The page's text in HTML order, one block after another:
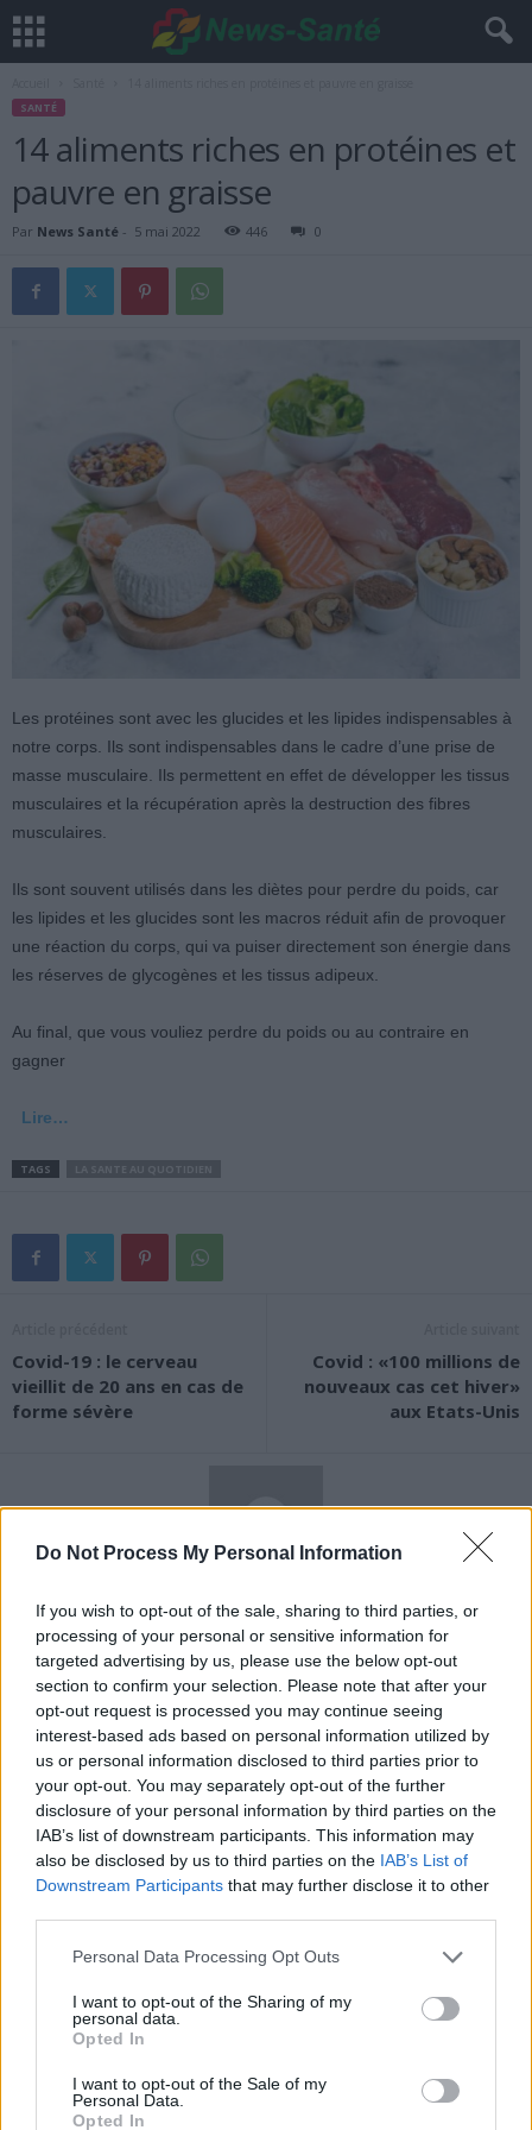
Do Not Process My Personal Information
If you wish to opt-out of the sale, sharing to third parties, or
processing of your personal or sensitive information for
targeted advertising by us, please use the below opt-out
section to confirm your selection. Please note that after your
opt-out request is processed you may continue seeing
interest-based ads based on personal information utilized by
us or personal information disclosed to third parties prior to
your opt-out. You may separately opt-out of the further
disclosure of your personal information by third parties on the
IAB’s list of downstream participants. This information may
also be disclosed by us to third parties on the IAB’s List of
Downstream Participants that may further disclose it to other
Personal Data Processing Opt Outs
I want to opt-out of the Sharing of my
personal data.
Opted In
I want to opt-out of the Sale of my
Personal Data.
Opted In
SANTÉ
14 aliments riches en protéines et
pauvre en graisse
Par News Santé - 5 mai 2022 446 0
Les protéines sont avec les glucides et les lipides indispensables à
notre corps. Ils sont indispensables dans le cadre d’une prise de
masse musculaire. Ils permettent en effet de développer les tissus
musculaires et la récupération après la destruction des fibres
musculaires.
Ils sont souvent utilisés dans les diètes pour perdre du poids, car
les lipides et les glucides sont les macros réduit afin de provoquer
une réaction du corps, qui va puiser directement son énergie dans
les réserves de glycogènes et les tissus adipeux.
Au final, que vous vouliez perdre du poids ou au contraire en
gagner
Lire…
TAGS
Covid-19 : le cerveau
vieillit de 20 ans en cas de
forme sévère
Covid : «100 millions de
nouveaux cas cet hiver»
aux Etats-Unis
News Santé
https://news-sante.fr
ARTICLES CONNEXES PLUS DE L'AUTEUR
Canicule : les conseils
essentiels des
Santé
Éclipse du 12 août :
attention à la pénurie de
lunettes de sécurité
Un chewing-gum
révolutionnaire pour
Populaires
Médicament retiré en urgence pour risques graves et données falsifiées